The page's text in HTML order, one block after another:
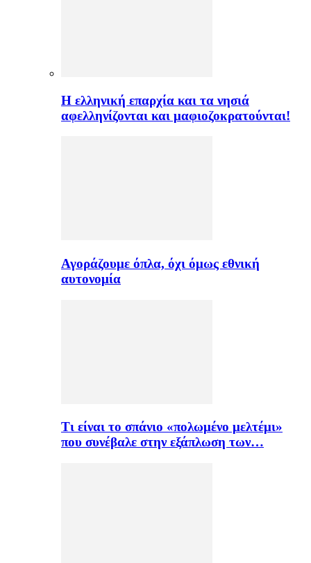
H ελληνική επαρχία και τα νησιά
αφελληνίζονται και μαφιοζοκρατούνται!
Αγοράζουμε όπλα, όχι όμως εθνική
αυτονομία
Τι είναι το σπάνιο «πολωμένο μελτέμι»
που συνέβαλε στην εξάπλωση των…